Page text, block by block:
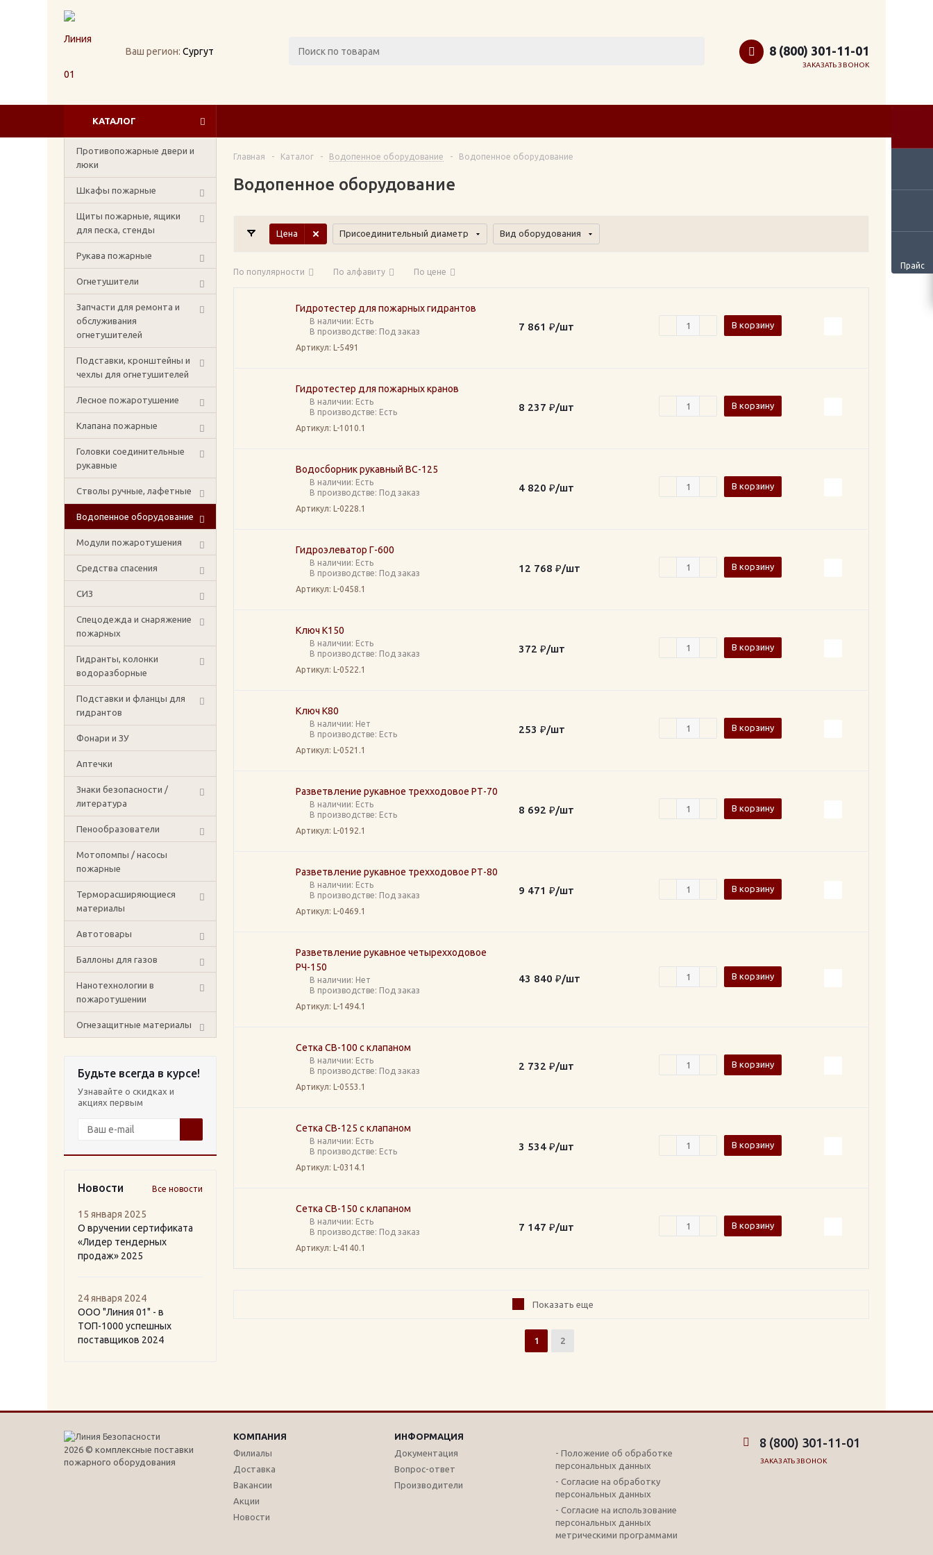
Ваш регион: Сургут
Прайс
8 (800) 301-11-01
ЗАКАЗАТЬ ЗВОНОК
КАТАЛОГ
Противопожарные двери и
люки
Шкафы пожарные
Щиты пожарные, ящики
для песка, стенды
Рукава пожарные
Огнетушители
Запчасти для ремонта и
обслуживания
огнетушителей
Подставки, кронштейны и
чехлы для огнетушителей
Лесное пожаротушение
Клапана пожарные
Головки соединительные
рукавные
Стволы ручные, лафетные
Водопенное оборудование
Модули пожаротушения
Средства спасения
СИЗ
Спецодежда и снаряжение
пожарных
Гидранты, колонки
водоразборные
Подставки и фланцы для
гидрантов
Фонари и ЗУ
Аптечки
Знаки безопасности /
литература
Пенообразователи
Мотопомпы / насосы
пожарные
Терморасширяющиеся
материалы
Автотовары
Баллоны для газов
Нанотехнологии в
пожаротушении
Огнезащитные материалы
Будьте всегда в курсе!
Узнавайте о скидках и
акциях первым
Новости Все новости
15 января 2025
О вручении сертификата
«Лидер тендерных
продаж» 2025
24 января 2024
ООО "Линия 01" - в
ТОП-1000 успешных
поставщиков 2024
Главная - Каталог - Водопенное оборудование - Водопенное оборудование
Водопенное оборудование
Цена Присоединительный диаметр Вид оборудования
По популярности По алфавиту По цене
Гидротестер для пожарных гидрантов
В наличии: Eсть
В производстве: Под заказ
Артикул: L-5491
7 861 ₽/шт В корзину
Гидротестер для пожарных кранов
В наличии: Eсть
В производстве: Есть
Артикул: L-1010.1
8 237 ₽/шт В корзину
Водосборник рукавный ВС-125
В наличии: Eсть
В производстве: Под заказ
Артикул: L-0228.1
4 820 ₽/шт В корзину
Гидроэлеватор Г-600
В наличии: Eсть
В производстве: Под заказ
Артикул: L-0458.1
12 768 ₽/шт В корзину
Ключ К150
В наличии: Eсть
В производстве: Под заказ
Артикул: L-0522.1
372 ₽/шт В корзину
Ключ К80
В наличии: Нет
В производстве: Есть
Артикул: L-0521.1
253 ₽/шт В корзину
Разветвление рукавное трехходовое РТ-70
В наличии: Eсть
В производстве: Есть
Артикул: L-0192.1
8 692 ₽/шт В корзину
Разветвление рукавное трехходовое РТ-80
В наличии: Eсть
В производстве: Под заказ
Артикул: L-0469.1
9 471 ₽/шт В корзину
Разветвление рукавное четырехходовое
РЧ-150
В наличии: Нет
В производстве: Под заказ
Артикул: L-1494.1
43 840 ₽/шт В корзину
Сетка СВ-100 с клапаном
В наличии: Eсть
В производстве: Под заказ
Артикул: L-0553.1
2 732 ₽/шт В корзину
Сетка СВ-125 с клапаном
В наличии: Eсть
В производстве: Есть
Артикул: L-0314.1
3 534 ₽/шт В корзину
Сетка СВ-150 с клапаном
В наличии: Eсть
В производстве: Под заказ
Артикул: L-4140.1
7 147 ₽/шт В корзину
Показать еще
1 2
2026 © комплексные поставки
пожарного оборудования
КОМПАНИЯ
ИНФОРМАЦИЯ
Филиалы
Доставка
Вакансии
Акции
Новости
Документация
Вопрос-ответ
Производители
- Положение об обработке
персональных данных
- Согласие на обработку
персональных данных
- Согласие на использование
персональных данных
метрическими программами
8 (800) 301-11-01
ЗАКАЗАТЬ ЗВОНОК